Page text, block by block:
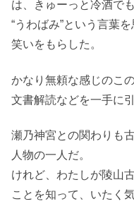
は、きゅーっと冷酒で
“うわばみ”という言葉
笑いをもらした。
かなり無頼な感じのこ
文書解読などを一手に
瀬乃神宮との関わりも
人物の一人だ。
けれど、わたしが陵山
ことを知って、いたく